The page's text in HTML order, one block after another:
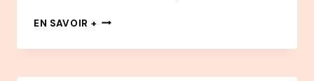
EN SAVOIR + EN
PODCAST
#